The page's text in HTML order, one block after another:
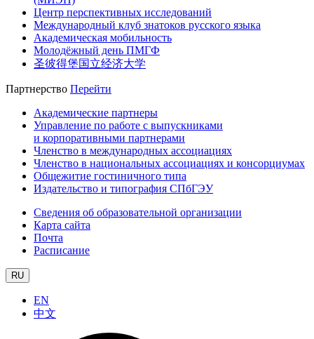
Центр перспективных исследований
Международный клуб знатоков русского языка
Академическая мобильность
Молодёжный день ПМГФ
圣彼得堡国立经济大学
Партнерство Перейти
Академические партнеры
Управление по работе с выпускниками
и корпоративными партнерами
Членство в международных ассоциациях
Членство в национальных ассоциациях и консорциумах
Общежитие гостиничного типа
Издательство и типография СПбГЭУ
Сведения об образовательной организации
Карта сайта
Почта
Расписание
RU
EN
中文